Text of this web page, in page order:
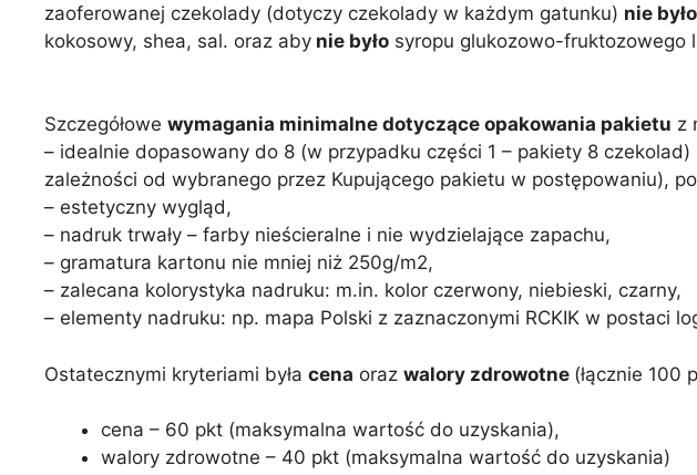
zaoferowanej czekolady (dotyczy czekolady w każdym gatunku) nie było
kokosowy, shea, sal. oraz aby nie było syropu glukozowo-fruktozowego
Szczegółowe wymagania minimalne dotyczące opakowania pakietu z
– idealnie dopasowany do 8 (w przypadku części 1 – pakiety 8
zależności od wybranego przez Kupującego pakietu w postępowaniu),
– estetyczny wygląd,
– nadruk trwały – farby nieścieralne i nie wydzielające zapachu,
– gramatura kartonu nie mniej niż 250g/m2,
– zalecana kolorystyka nadruku: m.in. kolor czerwony, niebieski, czarny,
– elementy nadruku: np. mapa Polski z zaznaczonymi RCKIK w postaci
Ostatecznymi kryteriami była cena oraz walory zdrowotne (łącznie 100
cena – 60 pkt (maksymalna wartość do uzyskania),
walory zdrowotne – 40 pkt (maksymalna wartość do uzyskania)